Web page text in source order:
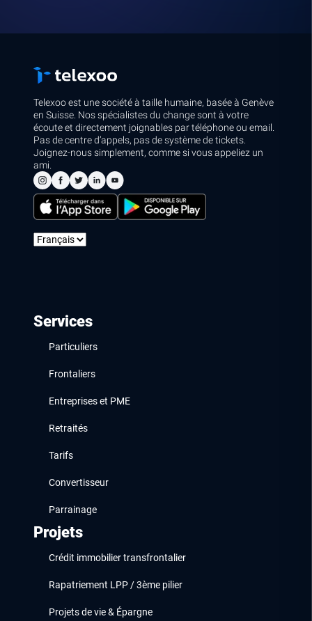
Telexoo est une société à taille humaine, basée à Genève
en Suisse. Nos spécialistes du change sont à votre
écoute et directement joignables par téléphone ou email.
Pas de centre d’appels, pas de système de tickets.
Joignez-nous simplement, comme si vous appeliez un
ami.
Services
Particuliers
Frontaliers
Entreprises et PME
Retraités
Tarifs
Convertisseur
Parrainage
Projets
Crédit immobilier transfrontalier
Rapatriement LPP / 3ème pilier
Projets de vie & Épargne